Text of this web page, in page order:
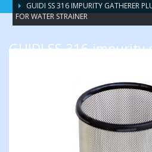
GUIDI SS 316 IMPURITY GATHERER
FOR WATER STRAINER
GUIDI SS 316